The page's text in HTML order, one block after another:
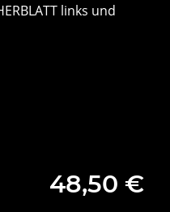
links und
48,50 €